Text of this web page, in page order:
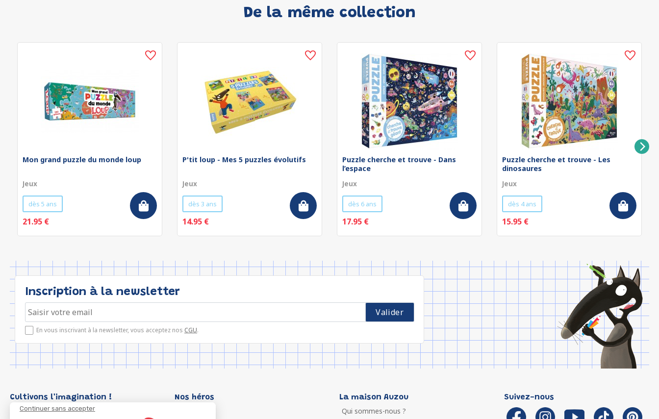
Continuer sans accepter
De la même collection
Mon grand puzzle du monde loup
Jeux
dès 5 ans
21.95 €
P'tit loup - Mes 5 puzzles évolutifs
Jeux
dès 3 ans
14.95 €
Puzzle cherche et trouve - Dans
l’espace
Jeux
dès 6 ans
17.95 €
Puzzle cherche et trouve - Les
dinosaures
Jeux
dès 4 ans
15.95 €
Inscription à la newsletter
En vous inscrivant à la newsletter, vous acceptez nos CGU.
Cultivons l'imagination ! Nos héros La maison Auzou
Qui sommes-nous ?
Suivez-nous